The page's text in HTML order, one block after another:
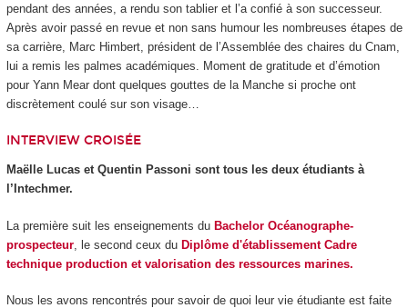
pendant des années, a rendu son tablier et l’a confié à son successeur.
Après avoir passé en revue et non sans humour les nombreuses étapes de
sa carrière, Marc Himbert, président de l’Assemblée des chaires du Cnam,
lui a remis les palmes académiques. Moment de gratitude et d’émotion
pour Yann Mear dont quelques gouttes de la Manche si proche ont
discrètement coulé sur son visage…
INTERVIEW CROISÉE
Maëlle Lucas et Quentin Passoni sont tous les deux étudiants à
l’Intechmer.
La première suit les enseignements du Bachelor Océanographe-
prospecteur, le second ceux du Diplôme d'établissement Cadre
technique production et valorisation des ressources marines.
Nous les avons rencontrés pour savoir de quoi leur vie étudiante est faite